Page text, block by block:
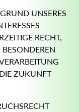
UNSERES
RECHT,
ZUKUNFT